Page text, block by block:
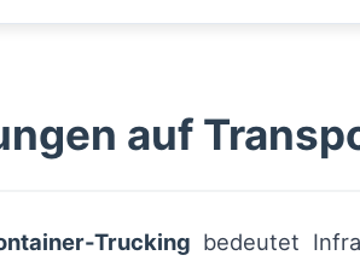
auf
Trucking bedeutet